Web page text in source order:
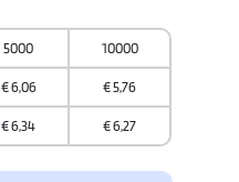
5000 10000
€6,06 €5,76
€6,34 €6,27